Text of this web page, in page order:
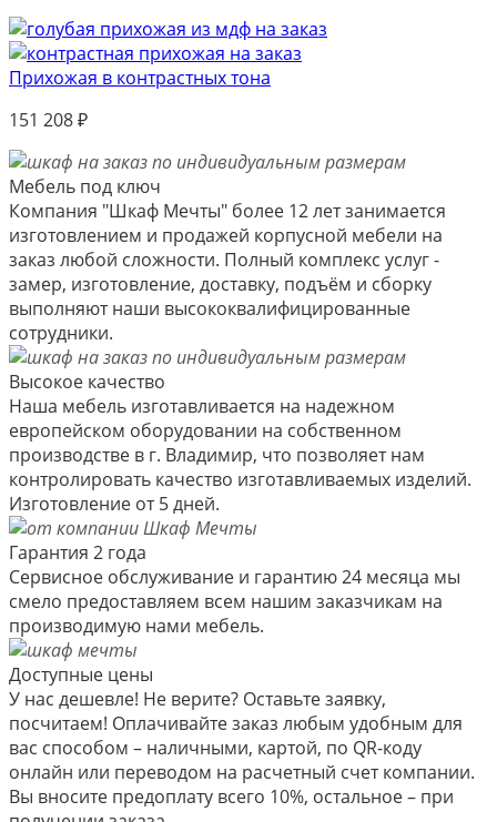
Прихожая в контрастных тона
151 208₽
Мебель под ключ
Компания "Шкаф Мечты" более 12 лет занимается
изготовлением и продажей корпусной мебели на
заказ любой сложности. Полный комплекс услуг -
замер, изготовление, доставку, подъём и сборку
выполняют наши высококвалифицированные
сотрудники.
Высокое качество
Наша мебель изготавливается на надежном
европейском оборудовании на собственном
производстве в г. Владимир, что позволяет нам
контролировать качество изготавливаемых изделий.
Изготовление от 5 дней.
Гарантия 2 года
Сервисное обслуживание и гарантию 24 месяца мы
смело предоставляем всем нашим заказчикам на
производимую нами мебель.
Доступные цены
У нас дешевле! Не верите? Оставьте заявку,
посчитаем! Оплачивайте заказ любым удобным для
вас способом – наличными, картой, по QR-коду
онлайн или переводом на расчетный счет компании.
Вы вносите предоплату всего 10%, остальное – при